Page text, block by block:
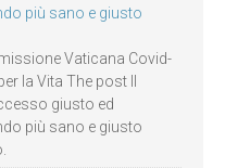
più sano e giusto
Vaticana Covid-
la Vita The post Il
giusto ed
più sano e giusto